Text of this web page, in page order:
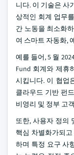
니다. 이 기술은 사
상적인 회계 업무
간 노동을 최소화
여 스마트 자동화,
예를 들어, 5 월
Fund 회계와 제휴
시킵니다. 이 협업
클라우드 기반 펀
비영리 및 정부 고
또한, 사용자 정의
핵심 차별화가되
하며 특정 요구 사